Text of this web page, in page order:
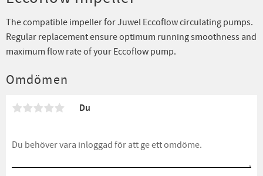
The compatible impeller for Juwel Eccoflow circulating pumps.
Regular replacement ensure optimum running smoothness and
maximum flow rate of your Eccoflow pump.
Omdömen
Du